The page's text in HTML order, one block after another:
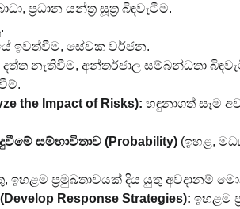
ප්‍රධාන යන්ත්‍ර සූත්‍ර බිඳවැටීම.
ඉවත්වීම, සේවක වර්ජන.
දත්ත නැතිවීම, අන්තර්ජාල සම්බන්ධතා
the Impact of Risks): හඳුනාගත් සෑම
සම්භාවිතාව (Probability) (ඉහළ,
ප්‍රමුඛතාවයක් දිය යුතු අවදානම්
Response Strategies): ඉහළම